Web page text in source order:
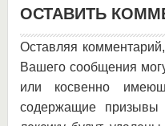
ОСТАВИТЬ
Оставляя
Вашего сообщения
или косвенно
содержащие призывы